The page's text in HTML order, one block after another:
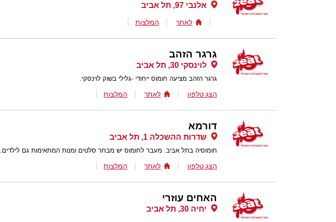
אלנבי 97, תל אביב
לאתר המלצות
גרגר הזהב
לוינסקי 30, תל אביב
גרגר הזהב מציעה חומוס ייחודי -גלילי בשוק לוינסקי.
הצג טלפון לאתר המלצות
דורמא
שדרות ההשכלה 1, תל אביב
חומוסיה בתל אביב. מעבר לחומוס יש מבחר סלטים ומנות המתאימות גם לילדים.
הצג טלפון לאתר המלצות
האחים עוזרי
יחיה 30, תל אביב